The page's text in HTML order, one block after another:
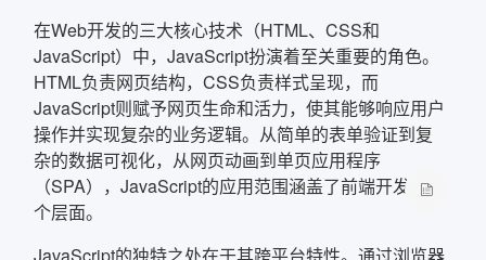
在Web开发的三大核心技术（HTML、CSS和
JavaScript）中，JavaScript扮演着至关重要的角色。
HTML负责网页结构，CSS负责样式呈现，而
JavaScript则赋予网页生命和活力，使其能够响应用户
操作并实现复杂的业务逻辑。从简单的表单验证到复
杂的数据可视化，从网页动画到单页应用程序
（SPA），JavaScript的应用范围涵盖了前端开发的各
个层面。